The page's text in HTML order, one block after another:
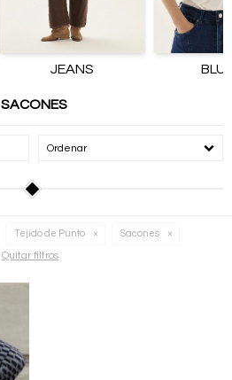
JEANS
SACONES
Recomendados
Tejido de Punto Sacones
Quitar filtros